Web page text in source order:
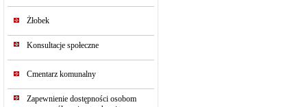
Żłobek
Konsultacje społeczne
Cmentarz komunalny
Zapewnienie dostępności osobom